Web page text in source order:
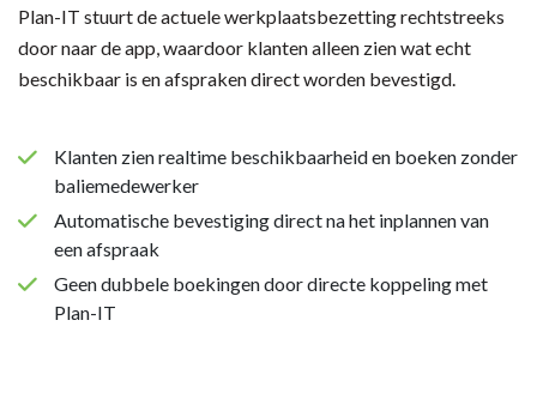
Plan-IT stuurt de actuele werkplaatsbezetting rechtstreeks
door naar de app, waardoor klanten alleen zien wat echt
beschikbaar is en afspraken direct worden bevestigd.
Klanten zien realtime beschikbaarheid en boeken zonder
baliemedewerker
Automatische bevestiging direct na het inplannen van
een afspraak
Geen dubbele boekingen door directe koppeling met
Plan-IT